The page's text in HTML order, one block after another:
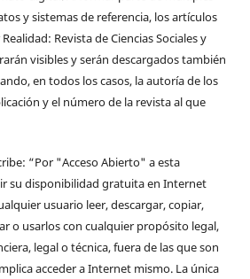
y sistemas de referencia, los artículos
Revista de Ciencias Sociales y
visibles y serán descargados también
en todos los casos, la autoría de los
y el número de la revista al que
“Por "Acceso Abierto" a esta
su disponibilidad gratuita en Internet
usuario leer, descargar, copiar,
o usarlos con cualquier propósito legal,
legal o técnica, fuera de las que son
acceder a Internet mismo. La única